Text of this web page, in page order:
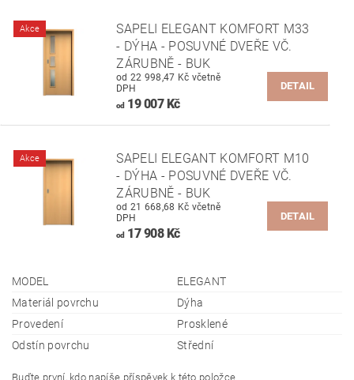
Akce
SAPELI ELEGANT KOMFORT M33
- DÝHA - POSUVNÉ DVEŘE VČ.
ZÁRUBNĚ - BUK
od 22 998,47 Kč včetně
DPH
od19 007 Kč
DETAIL
Akce
SAPELI ELEGANT KOMFORT M10
- DÝHA - POSUVNÉ DVEŘE VČ.
ZÁRUBNĚ - BUK
od 21 668,68 Kč včetně
DPH
od17 908 Kč
DETAIL
MODEL
ELEGANT
Materiál povrchu
Dýha
Provedení
Prosklené
Odstín povrchu
Střední
Buďte první, kdo napíše příspěvek k této položce.